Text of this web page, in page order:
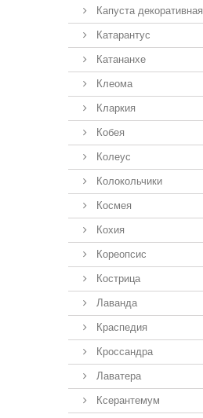
Капуста декоративная
Катарантус
Катананхе
Клеома
Кларкия
Кобея
Колеус
Колокольчики
Космея
Кохия
Кореопсис
Кострица
Лаванда
Краспедия
Кроссандра
Лаватера
Ксерантемум